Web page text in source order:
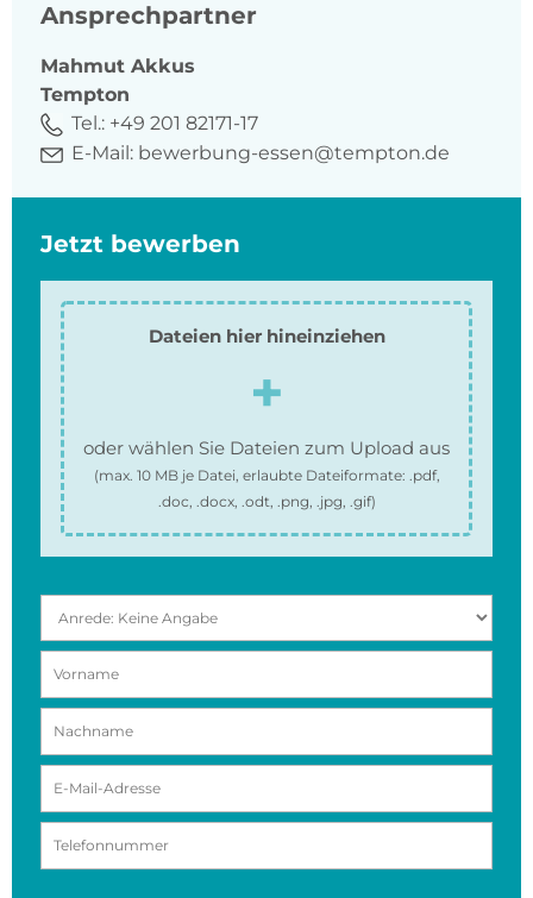
Ansprechpartner
Mahmut Akkus
Tempton
Tel.: +49 201 82171-17
E-Mail: bewerbung-essen@tempton.de
Jetzt bewerben
Dateien hier hineinziehen
oder wählen Sie Dateien zum Upload aus
(max. 10 MBje Datei, erlaubte Dateiformate: .pdf,
.doc, .docx, .odt, .png, .jpg, .gif)